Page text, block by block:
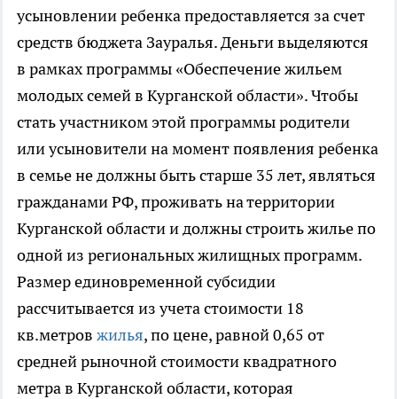
усыновлении ребенка предоставляется за счет
средств бюджета Зауралья. Деньги выделяются
в рамках программы «Обеспечение жильем
молодых семей в Курганской области». Чтобы
стать участником этой программы родители
или усыновители на момент появления ребенка
в семье не должны быть старше 35 лет, являться
гражданами РФ, проживать на территории
Курганской области и должны строить жилье по
одной из региональных жилищных программ.
Размер единовременной субсидии
рассчитывается из учета стоимости 18
кв.метров жилья, по цене, равной 0,65 от
средней рыночной стоимости квадратного
метра в Курганской области, которая